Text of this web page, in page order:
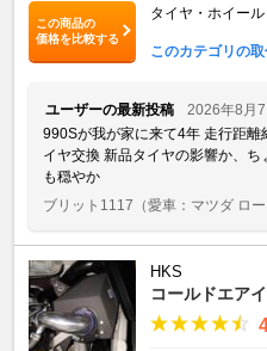
この商品の
価格を比較する
タイヤ・ホイール
このカテゴリの
ユーザーの最新投稿
2026年8月7
990Sが我が家に来て4年 走行距
イヤ交換 新品タイヤの影響か、
も穏やか
ブリット1117 （愛車：マツダ ロ
HKS
コールドエア